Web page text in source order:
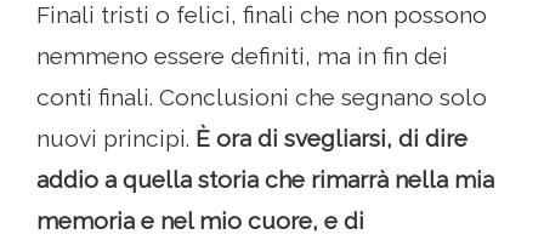
Finali tristi o felici, finali che non possono
nemmeno essere definiti, ma in fin dei
conti finali. Conclusioni che segnano solo
nuovi principi. È ora di svegliarsi, di dire
addio a quella storia che rimarrà nella mia
memoria e nel mio cuore, e di